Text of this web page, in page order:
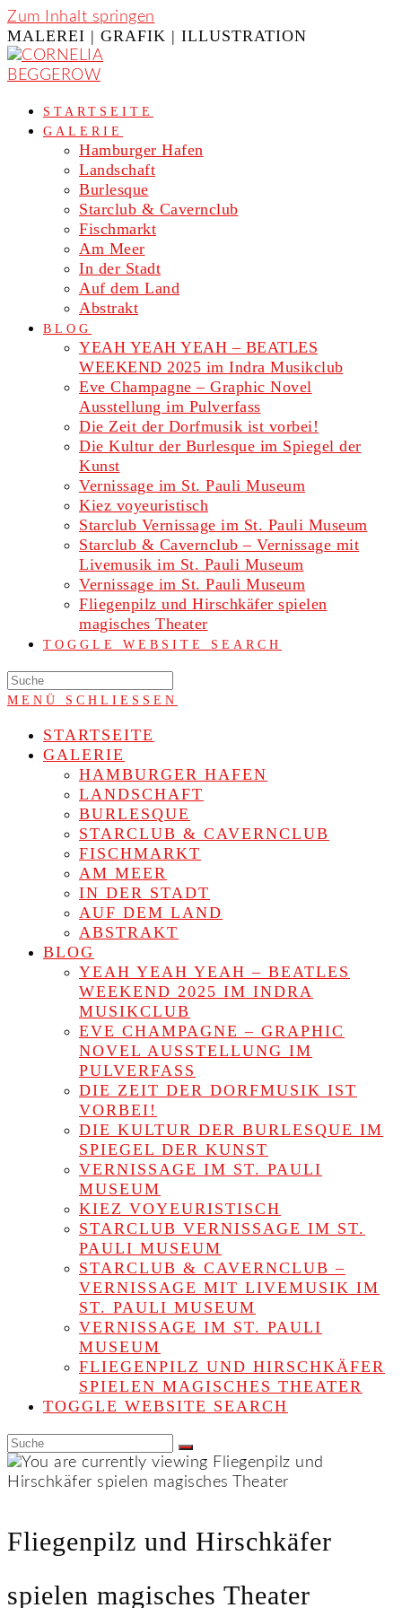
Zum Inhalt springen
MALEREI | GRAFIK | ILLUSTRATION
STARTSEITE
GALERIE
Hamburger Hafen
Landschaft
Burlesque
Starclub & Cavernclub
Fischmarkt
Am Meer
In der Stadt
Auf dem Land
Abstrakt
BLOG
YEAH YEAH YEAH – BEATLES
WEEKEND 2025 im Indra Musikclub
Eve Champagne – Graphic Novel
Ausstellung im Pulverfass
Die Zeit der Dorfmusik ist vorbei!
Die Kultur der Burlesque im Spiegel der
Kunst
Vernissage im St. Pauli Museum
Kiez voyeuristisch
Starclub Vernissage im St. Pauli Museum
Starclub & Cavernclub – Vernissage mit
Livemusik im St. Pauli Museum
Vernissage im St. Pauli Museum
Fliegenpilz und Hirschkäfer spielen
magisches Theater
TOGGLE WEBSITE SEARCH
MENÜ SCHLIESSEN
STARTSEITE
GALERIE
HAMBURGER HAFEN
LANDSCHAFT
BURLESQUE
STARCLUB & CAVERNCLUB
FISCHMARKT
AM MEER
IN DER STADT
AUF DEM LAND
ABSTRAKT
BLOG
YEAH YEAH YEAH – BEATLES
WEEKEND 2025 IM INDRA
MUSIKCLUB
EVE CHAMPAGNE – GRAPHIC
NOVEL AUSSTELLUNG IM
PULVERFASS
DIE ZEIT DER DORFMUSIK IST
VORBEI!
DIE KULTUR DER BURLESQUE IM
SPIEGEL DER KUNST
VERNISSAGE IM ST. PAULI
MUSEUM
KIEZ VOYEURISTISCH
STARCLUB VERNISSAGE IM ST.
PAULI MUSEUM
STARCLUB & CAVERNCLUB –
VERNISSAGE MIT LIVEMUSIK IM
ST. PAULI MUSEUM
VERNISSAGE IM ST. PAULI
MUSEUM
FLIEGENPILZ UND HIRSCHKÄFER
SPIELEN MAGISCHES THEATER
TOGGLE WEBSITE SEARCH
Fliegenpilz und Hirschkäfer
spielen magisches Theater